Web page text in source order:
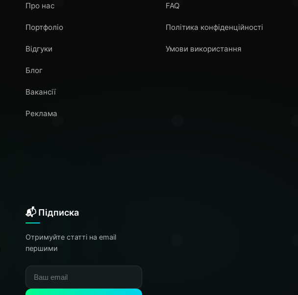
Про нас
Портфоліо
Відгуки
Блог
Вакансії
Реклама
FAQ
Політика конфіденційності
Умови використання
📬 Підписка
Отримуйте статті на email
першими